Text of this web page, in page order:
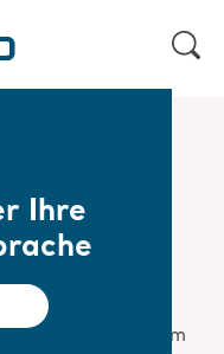
Ihre
Patienten in
werden, um